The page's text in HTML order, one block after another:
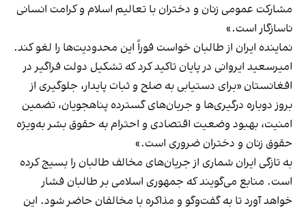
مشارکت عمومی زنان و دختران با تعالیم اسلام و کرامت انسانی
ناسازگار است.»
نماینده ایران از طالبان خواست فوراً این محدودیت‌ها را لغو کند.
امیرسعید ایروانی در پایان تاکید کرد که تشکیل دولت فراگیر در
افغانستان «برای دستیابی به صلح و ثبات پایدار، جلوگیری از
بروز دوباره درگیری‌ها و جریان‌های گسترده پناهجویان، تضمین
امنیت، بهبود وضعیت اقتصادی و احترام به حقوق بشر به‌ویژه
حقوق زنان و دختران ضروری است.»
به تازگی ایران شماری از جریان‌های مخالف طالبان را بسیج کرده
است. منابع می‌گویند که جمهوری اسلامی بر طالبان فشار
خواهد آورد تا به گفت‌وگو و مذاکره با مخالفان حاضر شود. این